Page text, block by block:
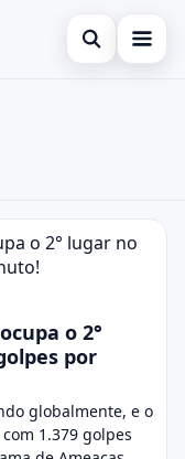
Abrir busca
para fechar.
o 2°
por
globalmente, e o
1.379 golpes